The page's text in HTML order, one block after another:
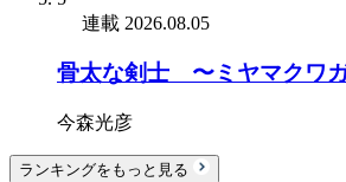
連載 2026.08.05
骨太な剣士 〜ミヤマクワ
今森光彦
ランキングをもっと見る